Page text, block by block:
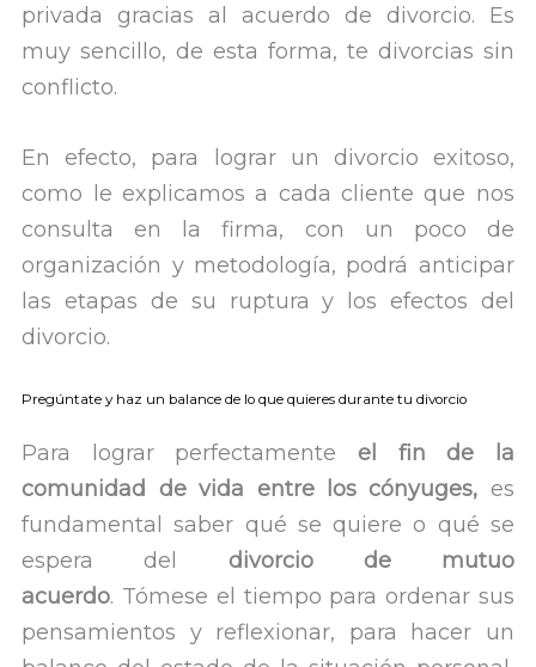
privada gracias al acuerdo de divorcio. Es
muy sencillo, de esta forma, te divorcias sin
conflicto.
En efecto, para lograr un divorcio exitoso,
como le explicamos a cada cliente que nos
consulta en la firma, con un poco de
organización y metodología, podrá anticipar
las etapas de su ruptura y los efectos del
divorcio.
Pregúntate y haz un balance de lo que quieres durante tu divorcio
Para lograr perfectamente el fin de la
comunidad de vida entre los cónyuges, es
fundamental saber qué se quiere o qué se
espera del divorcio de mutuo
acuerdo. Tómese el tiempo para ordenar sus
pensamientos y reflexionar, para hacer un